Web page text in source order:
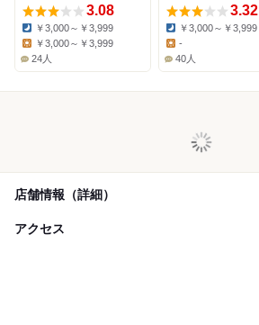
3.08
Dinner:
￥3,000～￥3,999
Lunch:
￥3,000～￥3,999
24人
3.32
Dinner:
￥3,000～￥3,999
Lunch:
-
40人
店舗情報（詳細）
アクセス